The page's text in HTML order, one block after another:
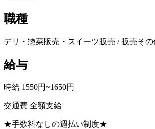
職種
デリ・惣菜販売・スイーツ販売 / 販売その
給与
時給 1550円~1650円
交通費 全額支給
★手数料なしの週払い制度★